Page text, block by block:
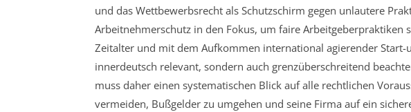
und das Wettbewerbsrecht als Schutzschirm gegen unlautere
Arbeitnehmerschutz in den Fokus, um faire Arbeitgeberpraktiken
Zeitalter und mit dem Aufkommen international agierender Start-
innerdeutsch relevant, sondern auch grenzüberschreitend
muss daher einen systematischen Blick auf alle rechtlichen
vermeiden, Bußgelder zu umgehen und seine Firma auf ein